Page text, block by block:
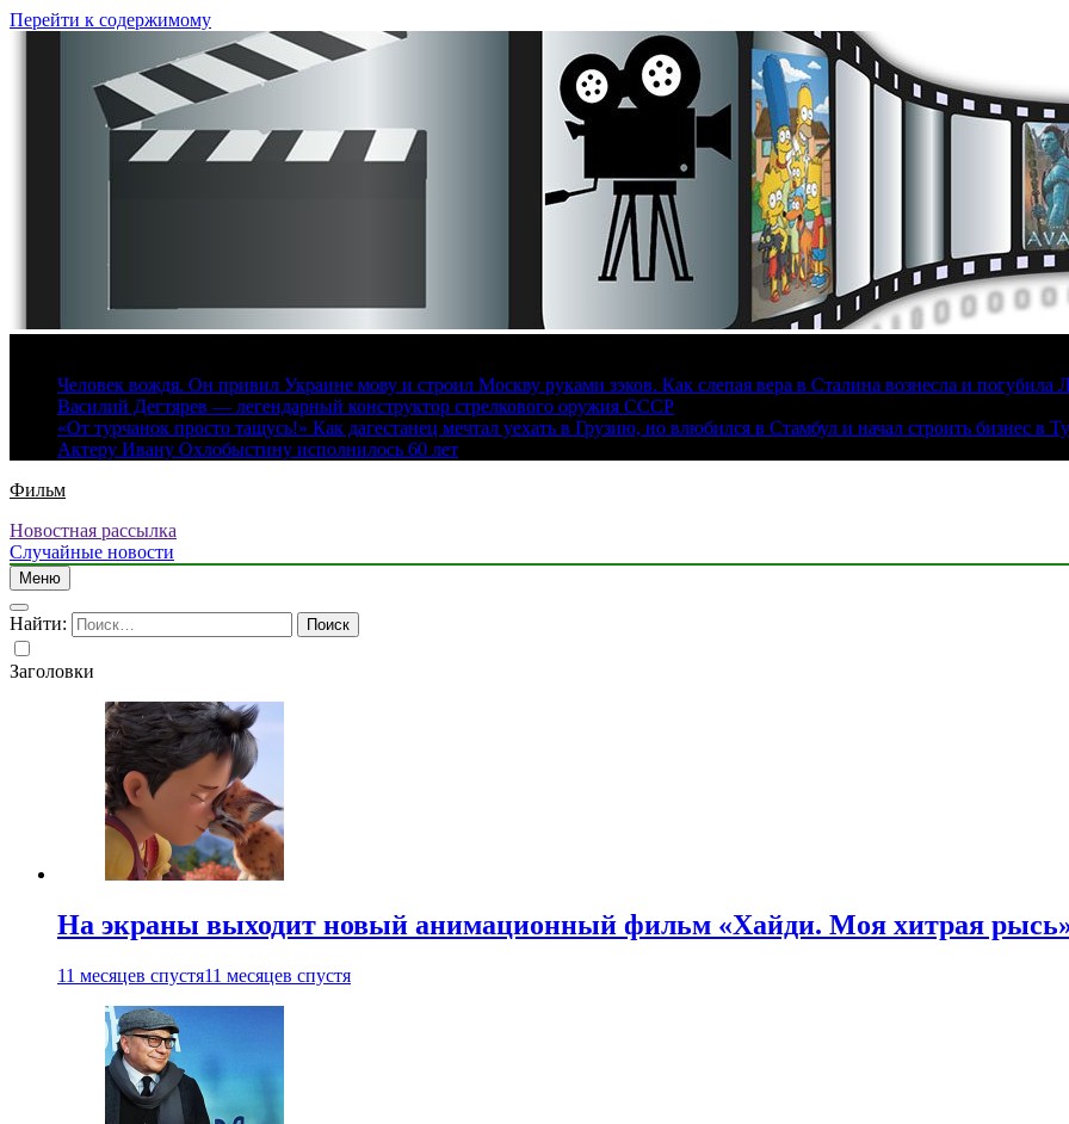
Перейти к содержимому
Человек вождя. Он привил Украине мову и строил Москву руками зэков. Как слепая вера в Сталина вознесла и погубила
Василий Дегтярев — легендарный конструктор стрелкового оружия СССР
«От турчанок просто тащусь!» Как дагестанец мечтал уехать в Грузию, но влюбился в Стамбул и начал строить бизнес в
Актеру Ивану Охлобыстину исполнилось 60 лет
Фильм
Новостная рассылка
Случайные новости
Меню
Найти:
Заголовки
На экраны выходит новый анимационный фильм «Хайди. Моя хитрая
11 месяцев спустя11 месяцев спустя